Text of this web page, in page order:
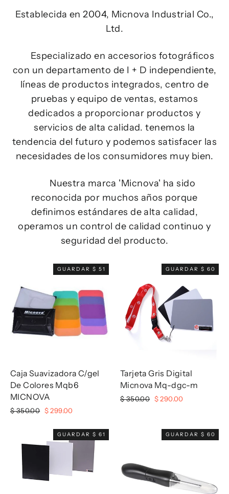
Establecida en 2004, Micnova Industrial Co.,
Ltd.
Especializado en accesorios fotográficos
con un departamento de I + D independiente,
líneas de productos integrados, centro de
pruebas y equipo de ventas, estamos
dedicados a proporcionar productos y
servicios de alta calidad. tenemos la
tendencia del futuro y podemos satisfacer las
necesidades de los consumidores muy bien.
Nuestra marca 'Micnova' ha sido
reconocida por muchos años porque
definimos estándares de alta calidad,
operamos un control de calidad continuo y
seguridad del producto.
GUARDAR $ 51
Caja Suavizadora C/gel
De Colores Mqb6
MICNOVA
Precio
$ 350.00 Precio
oferta
$ 299.00
GUARDAR $ 60
Tarjeta Gris Digital
Micnova Mq-dgc-m
Precio
$ 350.00 Precio
$ 290.00
GUARDAR $ 61 GUARDAR $ 60